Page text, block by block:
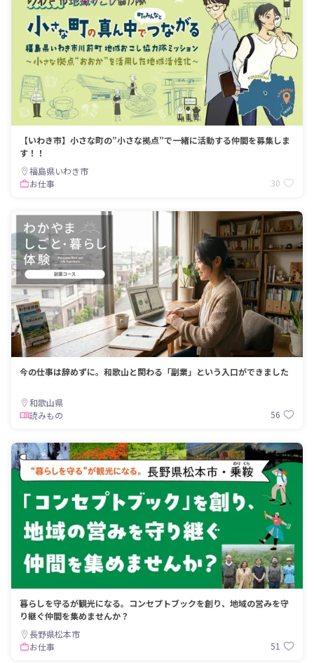
【いわき市】小さな町の”小さな拠点”で一緒に活動する仲間を募集しま
す！！
福島県いわき市
お仕事
30
今の仕事は辞めずに。和歌山と関わる「副業」という入口ができました
和歌山県
読みもの
56
暮らしを守るが観光になる。コンセプトブックを創り、地域の営みを守
り継ぐ仲間を集めませんか？
長野県松本市
お仕事
51